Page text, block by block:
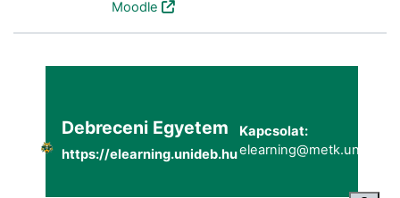
Moodle
Debreceni Egyetem
https://elearning.unideb.hu
Kapcsolat: